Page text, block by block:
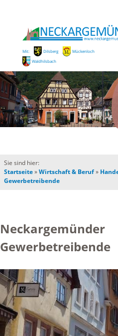
Mit: Dilsberg
Mückenloch
Waldhilsbach
Sie sind hier:
Startseite»Wirtschaft & Beruf»
Gewerbetreibende
Neckargemünder
Gewerbetreibende